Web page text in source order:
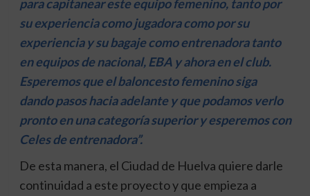
para capitanear este equipo femenino, tanto por
su experiencia como jugadora como por su
experiencia y su bagaje como entrenadora tanto
en equipos de nacional, EBA y ahora en el club.
Esperemos que el baloncesto femenino siga
dando pasos hacia adelante y que podamos verlo
pronto en una categoría superior y esperemos con
Celes de entrenadora”.
De esta manera, el Ciudad de Huelva quiere darle
continuidad a este proyecto y que empieza a